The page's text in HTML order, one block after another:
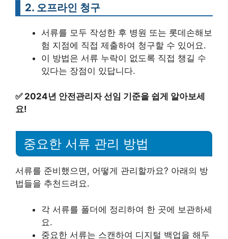
2. 오프라인 청구
서류를 모두 작성한 후 병원 또는 롯데손해보
험 지점에 직접 제출하여 청구할 수 있어요.
이 방법은 서류 누락이 없도록 직접 챙길 수
있다는 장점이 있답니다.
✅ 2024년 안전관리자 선임 기준을 쉽게 알아보세
요!
중요한 서류 관리 방법
서류를 준비했으면, 어떻게 관리할까요? 아래의 방
법들을 추천드려요.
각 서류를 폴더에 정리하여 한 곳에 보관하세
요.
중요한 서류는 스캔하여 디지털 백업을 해두